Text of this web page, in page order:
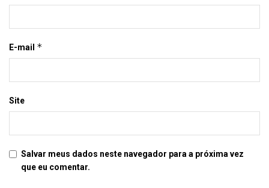
E-mail *
Site
Salvar meus dados neste navegador para a próxima vez
que eu comentar.